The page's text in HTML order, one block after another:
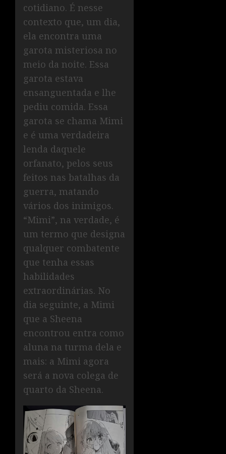
cotidiano. É nesse
contexto que, um dia,
ela encontra uma
garota misteriosa no
meio da noite. Essa
garota estava
ensanguentada e lhe
pediu comida. Essa
garota se chama Mimi
e é uma verdadeira
lenda daquele
orfanato, pelos seus
feitos nas batalhas da
guerra, matando
vários dos inimigos.
“Mimi”, na verdade, é
um termo que designa
qualquer combatente
que tenha essas
habilidades
extraordinárias. No
dia seguinte, a Mimi
que a Sheena
encontrou entra como
aluna na turma dela e
mais: a Mimi agora
será a nova colega de
quarto da Sheena.